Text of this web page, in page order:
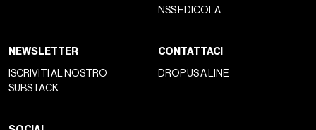
NSS EDICOLA
NEWSLETTER
ISCRIVITI AL NOSTRO
SUBSTACK
CONTATTACI
DROP US A LINE